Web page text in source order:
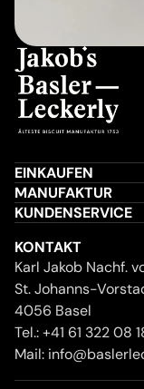
EINKAUFEN
MANUFAKTUR
KUNDENSERVICE
KONTAKT
Karl Jakob Nachf.
St. Johanns-
4056 Basel
Tel.:+41 61 322 08
Mail: